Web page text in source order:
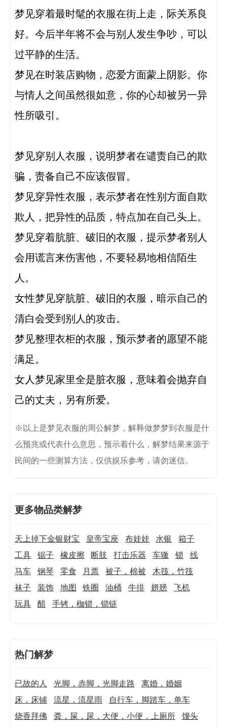
梦见穿着最时髦的衣服在街上走，际关系良
好。今后半年将不会与别人发生争吵，可以
过平静的生活。
梦见在时装店购物，恋爱方面蒙上阴影。你
与情人之间虽然很如意，你的心却被另一异
性所吸引。
梦见穿别人衣服，说明梦者在谴责自己的欺
骗，责备自己不应该假冒。
梦见穿异性衣服，表示梦者在性别方面自欺
欺人，把异性的品质，特点加在自己头上。
梦见穿着肮脏、破旧的衣服，提示梦者别人
会用谎言来伤害他，不要轻易地相信陌生
人。
女性梦见穿肮脏、破旧的衣服，暗示自己的
清白会受到别人的攻击。
梦见整理衣柜的衣服，预示梦者的愿望不能
满足。
女人梦见家里全是脏衣服，意味着会抛弃自
己的丈夫，另有所爱。
※以上是梦见衣服的周公解梦，解释做梦梦到衣服是什
么预兆或代表什么意思，预示着什么，解梦结果来源于
民间的一些测算方法，仅供娱乐参考，请勿迷信。
更多物品类解梦
天上掉下金银财宝 皇帝宝座 布娃娃 水银
箱子
工具
锯子 橡皮擦 断肢 打击乐器 车辙 锁
线
马车
钢琴 零食 月票 被子，棉被
木筏，竹筏
袜子
装饰 地图 铁圈 油桶 牛排 翅膀
飞机
玩具
醋 手铐，枷锁，锁链
热门解梦
已故的人 光脚，赤脚，光脚走路
离婚，婚姻
床，床铺
流星，流星雨
自行车，脚踏车，单车
烧香拜佛
粪，屎，尿，大便，小便，上厕所 馒头